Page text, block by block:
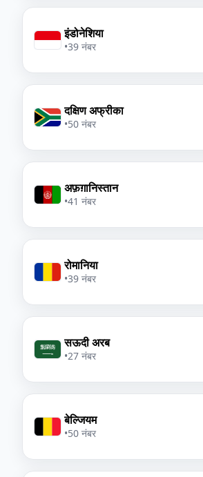
इंडोनेशिया
•39 नंबर
दक्षिण अफ्रीका
•50 नंबर
अफ़ग़ानिस्तान
•41 नंबर
रोमानिया
•39 नंबर
सऊदी अरब
•27 नंबर
बेल्जियम
•50 नंबर